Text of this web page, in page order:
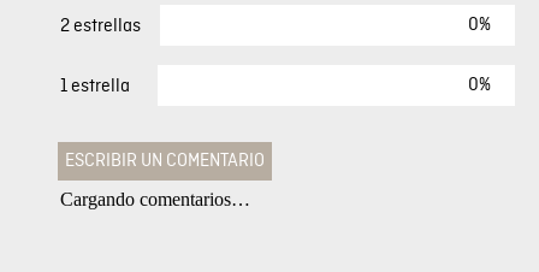
2 estrellas 0%
1 estrella 0%
ESCRIBIR UN COMENTARIO
Cargando comentarios…